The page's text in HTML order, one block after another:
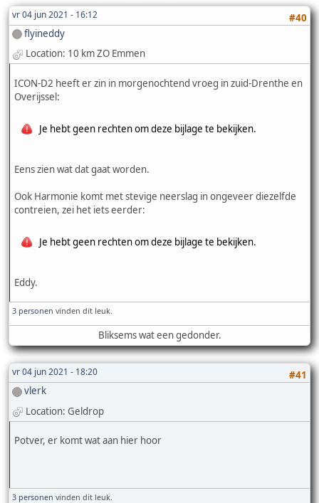
vr 04 jun 2021 - 16:12
#40
flyineddy
Location: 10 km ZO Emmen
ICON-D2 heeft er zin in morgenochtend vroeg in zuid-Drenthe en
Overijssel:
Je hebt geen rechten om deze bijlage te bekijken.
Eens zien wat dat gaat worden.
Ook Harmonie komt met stevige neerslag in ongeveer diezelfde
contreien, zei het iets eerder:
Je hebt geen rechten om deze bijlage te bekijken.
Eddy.
3 personen vinden dit leuk.
Bliksems wat een gedonder.
vr 04 jun 2021 - 18:20
#41
vlerk
Location: Geldrop
Potver, er komt wat aan hier hoor
3 personen vinden dit leuk.